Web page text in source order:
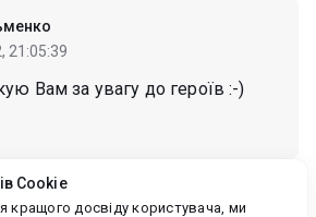
21:05:39
Вам за увагу до героїв :-)
Cookie
кращого досвіду користувача, ми